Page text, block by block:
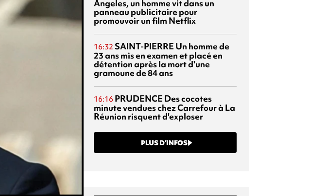
Angeles, un homme vit dans un
panneau publicitaire pour
promouvoir un film Netflix
16:32 SAINT-PIERRE Un homme de
23 ans mis en examen et placé en
détention après la mort d'une
gramoune de 84 ans
16:16 PRUDENCE Des cocotes
minute vendues chez Carrefour à La
Réunion risquent d'exploser
PLUS D’INFOS